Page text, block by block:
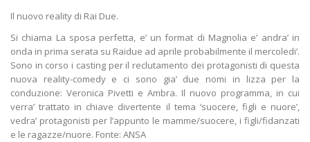
Il nuovo reality di Rai Due.
Si chiama La sposa perfetta, e’ un format di Magnolia e’ andra’ in
onda in prima serata su Raidue ad aprile probabilmente il mercoledi’.
Sono in corso i casting per il reclutamento dei protagonisti di questa
nuova reality-comedy e ci sono gia’ due nomi in lizza per la
conduzione: Veronica Pivetti e Ambra. Il nuovo programma, in cui
verra’ trattato in chiave divertente il tema ‘suocere, figli e nuore’,
vedra’ protagonisti per l’appunto le mamme/suocere, i figli/fidanzati
e le ragazze/nuore. Fonte: ANSA